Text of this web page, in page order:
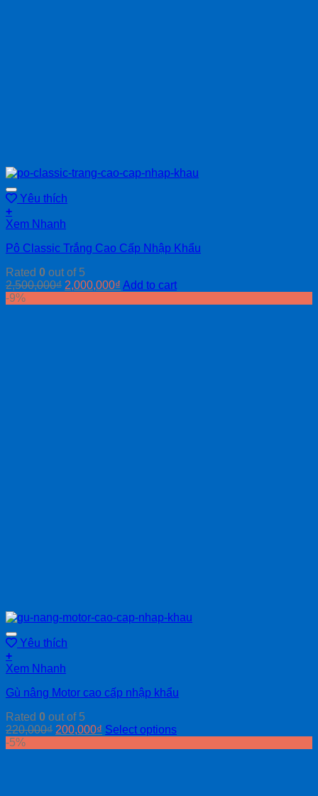
Yêu thích
+
Xem Nhanh
Pô Classic Trắng Cao Cấp Nhập Khẩu
Rated 0 out of 5
2,500,000₫ 2,000,000₫ Add to cart
-9%
Yêu thích
+
Xem Nhanh
Gù nâng Motor cao cấp nhập khẩu
Rated 0 out of 5
220,000₫ 200,000₫ Select options
-5%